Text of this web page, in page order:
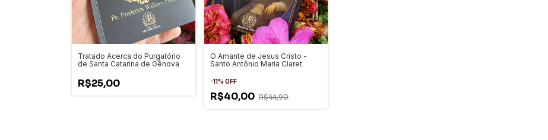
Tratado Acerca do Purgatório
de Santa Catarina de Gênova
R$25,00
O Amante de Jesus Cristo -
Santo Antônio Maria Claret
-11%OFF
R$40,00 R$44,90